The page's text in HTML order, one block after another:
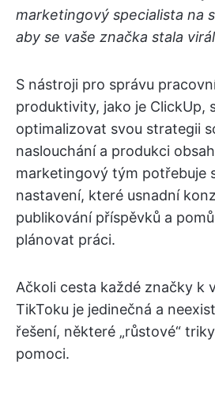
marketingový specialista na
aby se vaše značka stala
S nástroji pro správu
produktivity, jako je ClickUp,
optimalizovat svou strategii
naslouchání a produkci
marketingový tým potřebuje
nastavení, které usnadní
publikování příspěvků a
plánovat práci.
Ačkoli cesta každé značky k
TikToku je jedinečná a
řešení, některé „růstové“
pomoci.